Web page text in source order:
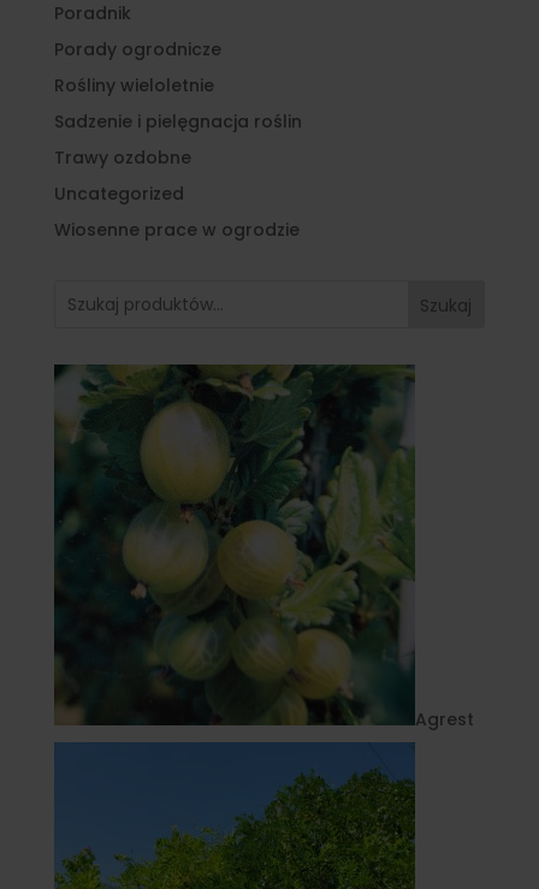
Poradnik
Porady ogrodnicze
Rośliny wieloletnie
Sadzenie i pielęgnacja roślin
Trawy ozdobne
Uncategorized
Wiosenne prace w ogrodzie
Szukaj
Agrest